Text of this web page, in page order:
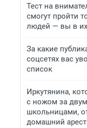
Тест на
смогут пройти
людей — вы в
За какие
соцсетях вас
список
Иркутянина,
с ножом за
школьницами,
домашний арест